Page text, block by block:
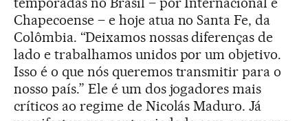
Chapecoense – e hoje atua no Santa Fe, da
Colômbia. “Deixamos nossas diferenças de
lado e trabalhamos unidos por um objetivo.
Isso é o que nós queremos transmitir para o
nosso país.” Ele é um dos jogadores mais
críticos ao regime de Nicolás Maduro. Já